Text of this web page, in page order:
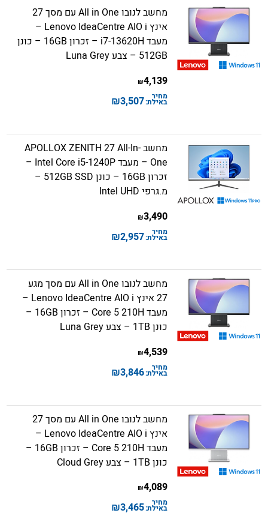
מחשב לנובו All in One עם מסך 27
אינץ Lenovo IdeaCentre AIO i –
מעבד i7-13620H – זכרון 16GB – כונן
512GB – צבע Luna Grey
4,139
₪
מחיר
באילת:3,507
₪
מחשב APOLLOX ZENITH 27 All-In-
One – מעבד Intel Core i5-1240P –
זכרון 16GB – כונן 512GB SSD –
מ.גרפי Intel UHD
3,490
₪
מחיר
באילת:2,957
₪
מחשב לנובו All in One עם מסך מגע
27 אינץ Lenovo IdeaCentre AIO i –
מעבד Core 5 210H – זכרון 16GB –
כונן 1TB – צבע Luna Grey
4,539
₪
מחיר
באילת:3,846
₪
מחשב לנובו All in One עם מסך 27
אינץ Lenovo IdeaCentre AIO i –
מעבד Core 5 210H – זכרון 16GB –
כונן 1TB – צבע Cloud Grey
4,089
₪
מחיר
באילת:3,465
₪